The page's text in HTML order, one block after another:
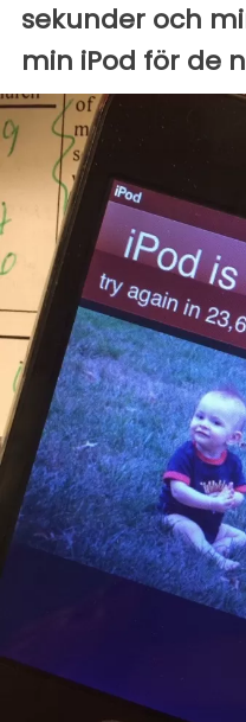
sekunder och
min iPod för de